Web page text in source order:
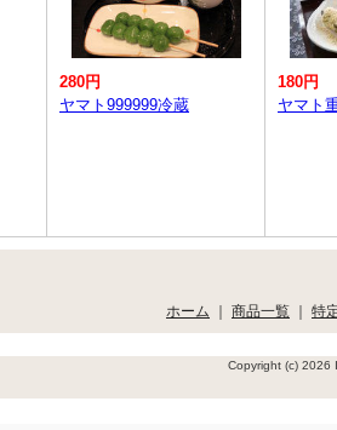
280円
ヤマト999999冷蔵
180円
ヤマト
ホーム ｜ 商品一覧 ｜ 特
Copyright (c) 2026